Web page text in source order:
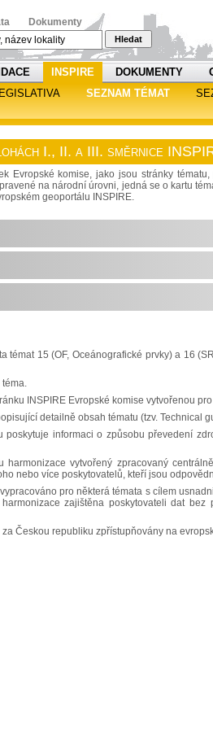
Dokumenty
Hledat
INSPIRE DOKUMENTY
SEZNAM TÉMAT
I., II. a III. směrnice
Evropské komise, jako jsou stránky
na národní úrovni, jedná se o kartu
geoportálu INSPIRE.
témat 15 (OF, Oceánografické prvky) a 16
INSPIRE Evropské komise vytvořenou
detailně obsah tématu (tzv. Technical
poskytuje informaci o způsobu převedení
harmonizace vytvořený zpracovaný
nebo více poskytovatelů, kteří jsou
pro některá témata s cílem
zajištěna poskytovateli dat
Českou republiku zpřístupňovány na